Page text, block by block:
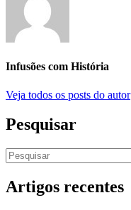
Infusões com História
Veja todos os posts do autor
Pesquisar
Artigos recentes